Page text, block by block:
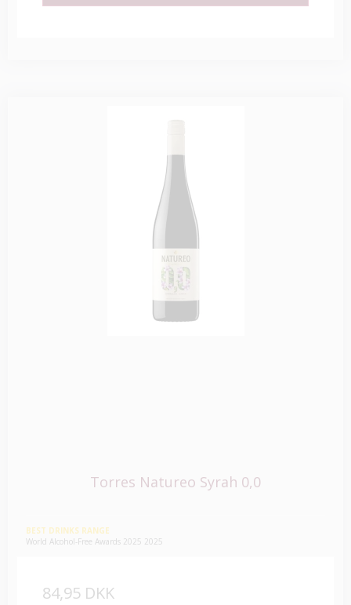
Torres Natureo Syrah 0,0
BEST DRINKS RANGE
World Alcohol-Free Awards 2025 2025
84,95 DKK